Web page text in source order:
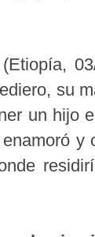
su
un hijo
y